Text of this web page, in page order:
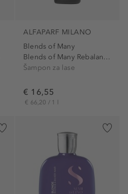
ALFAPARF MILANO
Blends of Many
Blends of Many Rebalancing...
Šampon za lase
€ 16,55
€ 66,20 / 1 l